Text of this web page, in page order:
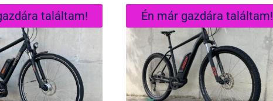
találtam!
Traveller E-
Mint
az Új!
Én már gazdára találtam!
Radon ZR Team Gen4
Bosch Performance Line
CX